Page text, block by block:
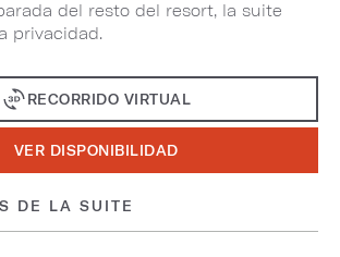
del resto del resort, la suite
privacidad.
RECORRIDO VIRTUAL
VER DISPONIBILIDAD
DE LA SUITE